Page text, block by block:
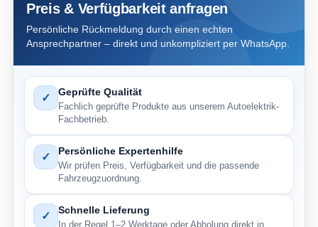
Preis & Verfügbarkeit anfragen
Persönliche Rückmeldung durch einen echten
Ansprechpartner – direkt und unkompliziert per WhatsApp.
✓ Geprüfte Qualität
Fachlich geprüfte Produkte aus unserem Autoelektrik-
Fachbetrieb.
✓ Persönliche Expertenhilfe
Wir prüfen Preis, Verfügbarkeit und die passende
Fahrzeugzuordnung.
✓ Schnelle Lieferung
In der Regel 1–2 Werktage oder Abholung direkt in